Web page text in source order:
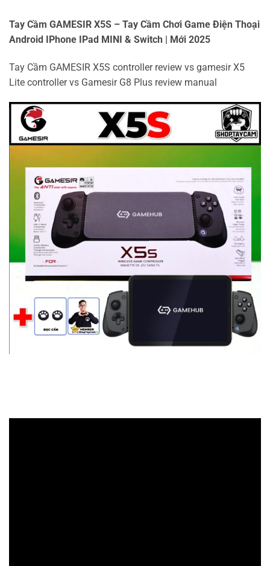
Tay Cầm GAMESIR X5S – Tay Cầm Chơi Game Điện Thoại
Android IPhone IPad MINI & Switch | Mới 2025
Tay Cầm GAMESIR X5S controller review vs gamesir X5
Lite controller vs Gamesir G8 Plus review manual